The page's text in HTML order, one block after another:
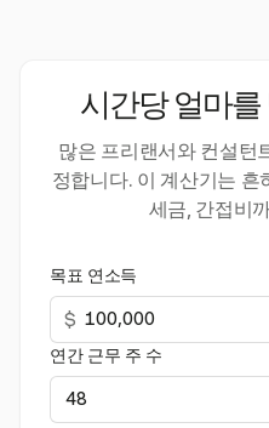
시간당 얼마
많은 프리랜서와 컨설턴
정합니다. 이 계산기는 흔
세금, 간접비
목표 연소득
$
연간 근무 주 수